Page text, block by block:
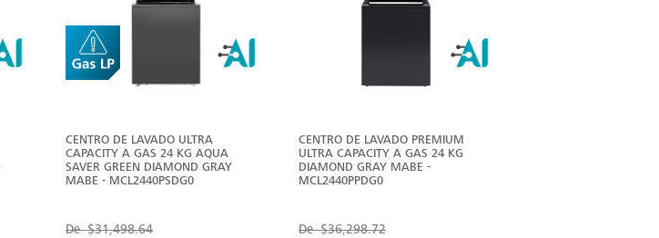
CENTRO DE LAVADO ULTRA
CAPACITY A GAS 24 KG AQUA
SAVER GREEN DIAMOND GRAY
MABE - MCL2440PSDG0
De$31,498.64
CENTRO DE LAVADO PREMIUM
ULTRA CAPACITY A GAS 24 KG
DIAMOND GRAY MABE -
MCL2440PPDG0
De$36,298.72